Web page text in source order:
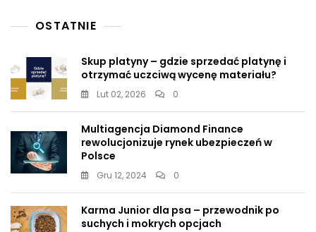
OSTATNIE
Skup platyny – gdzie sprzedać platynę i
otrzymać uczciwą wycenę materiału?
Lut 02, 2026 0
Multiagencja Diamond Finance
rewolucjonizuje rynek ubezpieczeń w
Polsce
Gru 12, 2024 0
Karma Junior dla psa – przewodnik po
suchych i mokrych opcjach